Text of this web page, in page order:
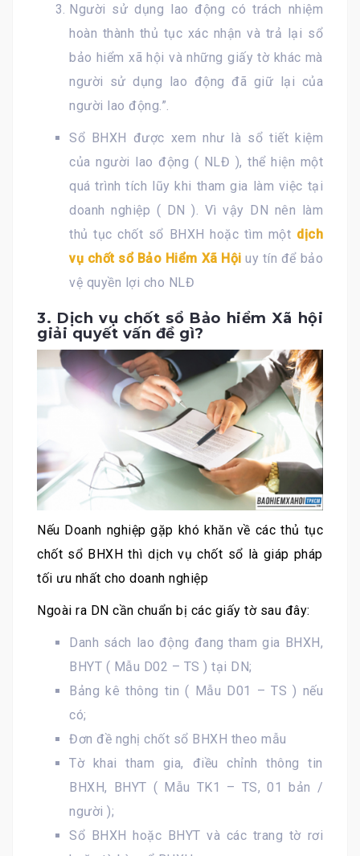
Người sử dụng lao động có trách nhiệm
hoàn thành thủ tục xác nhận và trả lại sổ
bảo hiểm xã hội và những giấy tờ khác mà
người sử dụng lao động đã giữ lại của
người lao động.”.
Sổ BHXH được xem như là sổ tiết kiệm
của người lao động ( NLĐ ), thể hiện một
quá trình tích lũy khi tham gia làm việc tại
doanh nghiệp ( DN ). Vì vậy DN nên làm
thủ tục chốt sổ BHXH hoặc tìm một dịch
vụ chốt sổ Bảo Hiểm Xã Hội uy tín để bảo
vệ quyền lợi cho NLĐ
3. Dịch vụ chốt sổ Bảo hiểm Xã hội
giải quyết vấn đề gì?
Nếu Doanh nghiệp gặp khó khăn về các thủ tục
chốt sổ BHXH thì dịch vụ chốt sổ là giáp pháp
tối ưu nhất cho doanh nghiệp
Ngoài ra DN cần chuẩn bị các giấy tờ sau đây:
Danh sách lao động đang tham gia BHXH,
BHYT ( Mẫu D02 – TS ) tại DN;
Bảng kê thông tin ( Mẫu D01 – TS ) nếu
có;
Đơn đề nghị chốt sổ BHXH theo mẫu
Tờ khai tham gia, điều chỉnh thông tin
BHXH, BHYT ( Mẫu TK1 – TS, 01 bản /
người );
Sổ BHXH hoặc BHYT và các trang tờ rơi